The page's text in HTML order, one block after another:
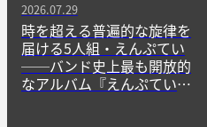
2026.07.29
時を超える普遍的な旋律を
届ける5人組・えんぷてい
──バンド史上最も開放的
なアルバム『えんぷてい』